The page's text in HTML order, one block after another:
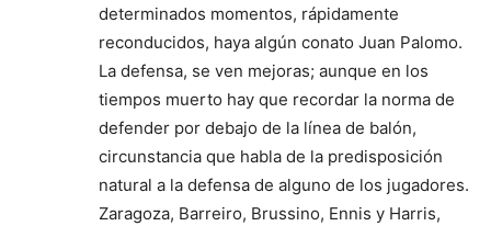
determinados momentos, rápidamente
reconducidos, haya algún conato Juan Palomo.
La defensa, se ven mejoras; aunque en los
tiempos muerto hay que recordar la norma de
defender por debajo de la línea de balón,
circunstancia que habla de la predisposición
natural a la defensa de alguno de los jugadores.
Zaragoza, Barreiro, Brussino, Ennis y Harris,